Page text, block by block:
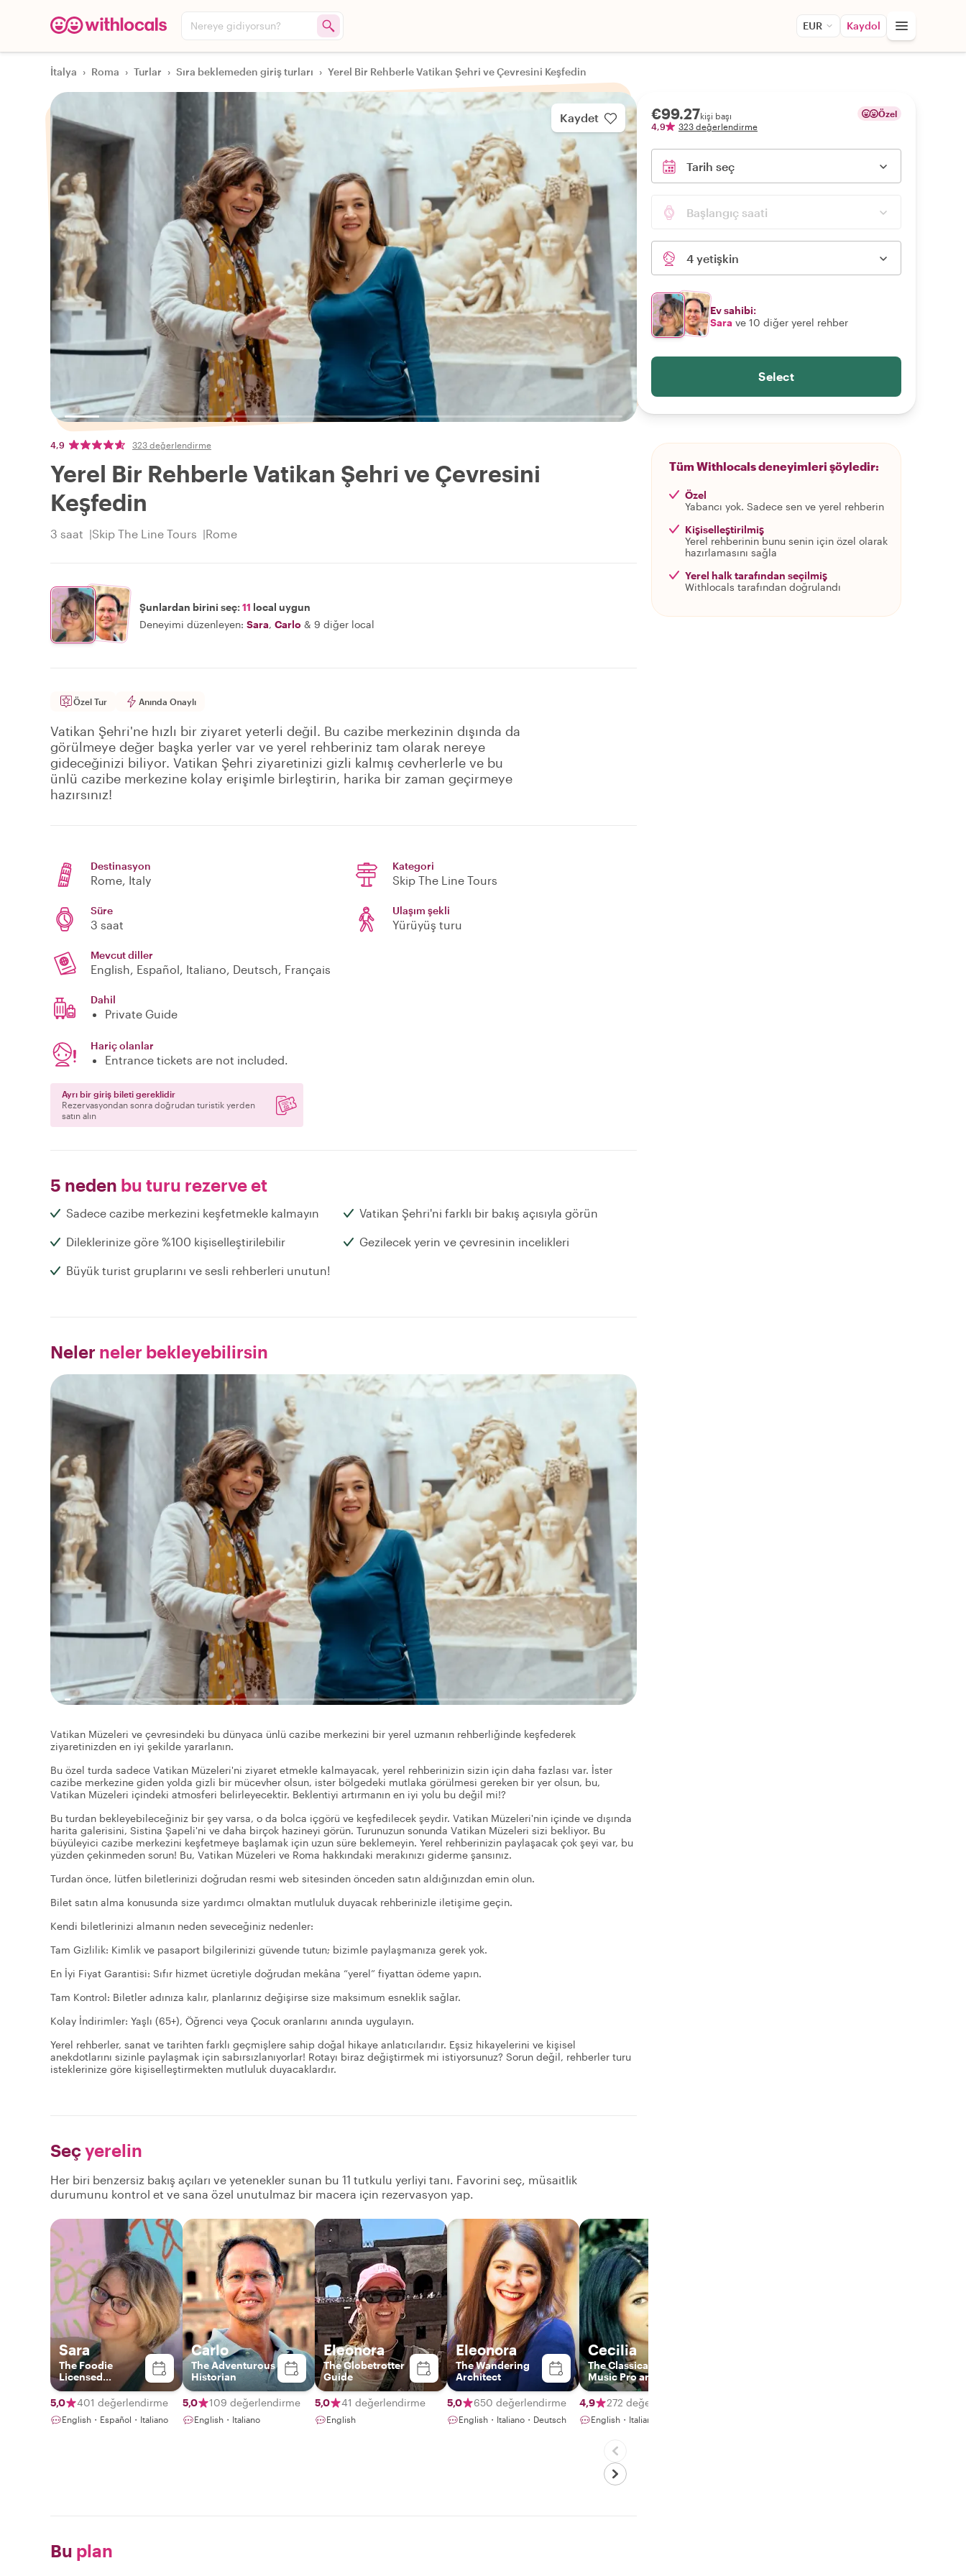
Nereye gidiyorsun? EUR Kaydol
İtalya › Roma › Turlar › Sıra beklemeden giriş turları › Yerel Bir Rehberle Vatikan Şehri ve Çevresini Keşfedin
Kaydet
4,9 323 değerlendirme
Yerel Bir Rehberle Vatikan Şehri ve Çevresini
Keşfedin
3 saat Skip The Line Tours Rome
Şunlardan birini seç:11 local uygun
Deneyimi düzenleyen: Sara, Carlo & 9 diğer local
Özel Tur Anında Onaylı
Vatikan Şehri'ne hızlı bir ziyaret yeterli değil. Bu cazibe merkezinin dışında da
görülmeye değer başka yerler var ve yerel rehberiniz tam olarak nereye
gideceğinizi biliyor. Vatikan Şehri ziyaretinizi gizli kalmış cevherlerle ve bu
ünlü cazibe merkezine kolay erişimle birleştirin, harika bir zaman geçirmeye
hazırsınız!
Destinasyon
Rome, Italy
Kategori
Skip The Line Tours
Süre
3 saat
Ulaşım şekli
Yürüyüş turu
Mevcut diller
English, Español, Italiano, Deutsch, Français
Dahil
Private Guide
Hariç olanlar
Entrance tickets are not included.
Ayrı bir giriş bileti gereklidir
Rezervasyondan sonra doğrudan turistik yerden
satın alın
5 neden bu turu rezerve et
Sadece cazibe merkezini keşfetmekle kalmayın Vatikan Şehri'ni farklı bir bakış açısıyla görün
Dileklerinize göre %100 kişiselleştirilebilir Gezilecek yerin ve çevresinin incelikleri
Büyük turist gruplarını ve sesli rehberleri unutun!
Neler neler bekleyebilirsin
Vatikan Müzeleri ve çevresindeki bu dünyaca ünlü cazibe merkezini bir yerel uzmanın rehberliğinde keşfederek
ziyaretinizden en iyi şekilde yararlanın.
Bu özel turda sadece Vatikan Müzeleri'ni ziyaret etmekle kalmayacak, yerel rehberinizin sizin için daha fazlası var. İster
cazibe merkezine giden yolda gizli bir mücevher olsun, ister bölgedeki mutlaka görülmesi gereken bir yer olsun, bu,
Vatikan Müzeleri içindeki atmosferi belirleyecektir. Beklentiyi artırmanın en iyi yolu bu değil mi!?
Bu turdan bekleyebileceğiniz bir şey varsa, o da bolca içgörü ve keşfedilecek şeydir. Vatikan Müzeleri'nin içinde ve dışında
harita galerisini, Sistina Şapeli'ni ve daha birçok hazineyi görün. Turunuzun sonunda Vatikan Müzeleri sizi bekliyor. Bu
büyüleyici cazibe merkezini keşfetmeye başlamak için uzun süre beklemeyin. Yerel rehberinizin paylaşacak çok şeyi var, bu
yüzden çekinmeden sorun! Bu, Vatikan Müzeleri ve Roma hakkındaki merakınızı giderme şansınız.
Turdan önce, lütfen biletlerinizi doğrudan resmi web sitesinden önceden satın aldığınızdan emin olun.
Bilet satın alma konusunda size yardımcı olmaktan mutluluk duyacak rehberinizle iletişime geçin.
Kendi biletlerinizi almanın neden seveceğiniz nedenler:
Tam Gizlilik: Kimlik ve pasaport bilgilerinizi güvende tutun; bizimle paylaşmanıza gerek yok.
En İyi Fiyat Garantisi: Sıfır hizmet ücretiyle doğrudan mekâna “yerel” fiyattan ödeme yapın.
Tam Kontrol: Biletler adınıza kalır, planlarınız değişirse size maksimum esneklik sağlar.
Kolay İndirimler: Yaşlı (65+), Öğrenci veya Çocuk oranlarını anında uygulayın.
Yerel rehberler, sanat ve tarihten farklı geçmişlere sahip doğal hikaye anlatıcılarıdır. Eşsiz hikayelerini ve kişisel
anekdotlarını sizinle paylaşmak için sabırsızlanıyorlar! Rotayı biraz değiştirmek mi istiyorsunuz? Sorun değil, rehberler turu
isteklerinize göre kişiselleştirmekten mutluluk duyacaklardır.
Seçyerelin
Her biri benzersiz bakış açıları ve yetenekler sunan bu 11 tutkulu yerliyi tanı. Favorini seç, müsaitlik
durumunu kontrol et ve sana özel unutulmaz bir macera için rezervasyon yap.
Sara
The Foodie
Licensed
Italy+Vatican
Tour Guide &
Photographer
5,0 401 değerlendirme
English・Español・Italiano
Carlo
The Adventurous
Historian
5,0 109 değerlendirme
English・Italiano
Eleonora
The Globetrotter
Guide
5,0 41 değerlendirme
English
Eleonora
The Wandering
Architect
5,0 650 değerlendirme
English・Italiano・Deutsch
Cecilia
The Classical
Music Pro and art
historian
4,9
272 değerlendirme
English・Italiano
Bu plan
€99.27kişi başı
4,9
323 değerlendirme
Özel
Tarih seç
Başlangıç saati
4 yetişkin
Ev sahibi:
Sara ve 10 diğer yerel rehber
Select
Tüm Withlocals deneyimleri şöyledir:
Özel
Yabancı yok. Sadece sen ve yerel rehberin
Kişiselleştirilmiş
Yerel rehberinin bunu senin için özel olarak
hazırlamasını sağla
Yerel halk tarafından seçilmiş
Withlocals tarafından doğrulandı